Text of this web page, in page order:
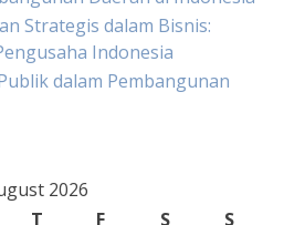
Strategis dalam Bisnis:
Indonesia
dalam Pembangunan
2026
T F S S